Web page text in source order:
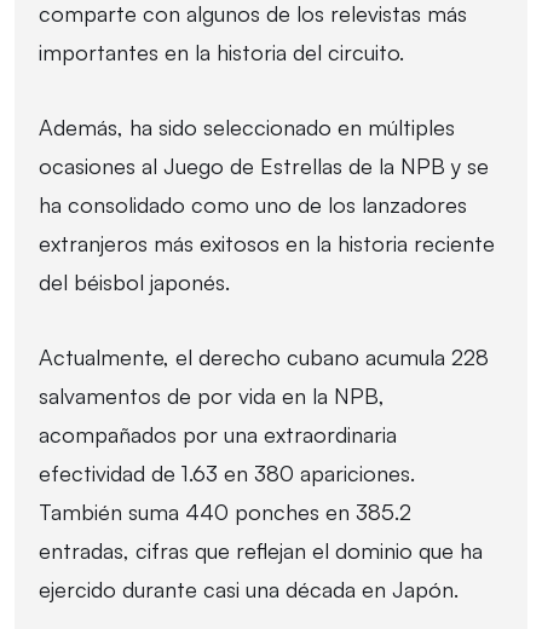
comparte con algunos de los relevistas más
importantes en la historia del circuito.
Además, ha sido seleccionado en múltiples
ocasiones al Juego de Estrellas de la NPB y se
ha consolidado como uno de los lanzadores
extranjeros más exitosos en la historia reciente
del béisbol japonés.
Actualmente, el derecho cubano acumula 228
salvamentos de por vida en la NPB,
acompañados por una extraordinaria
efectividad de 1.63 en 380 apariciones.
También suma 440 ponches en 385.2
entradas, cifras que reflejan el dominio que ha
ejercido durante casi una década en Japón.